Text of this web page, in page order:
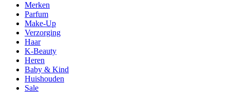
Merken
Parfum
Make-Up
Verzorging
Haar
K-Beauty
Heren
Baby & Kind
Huishouden
Sale